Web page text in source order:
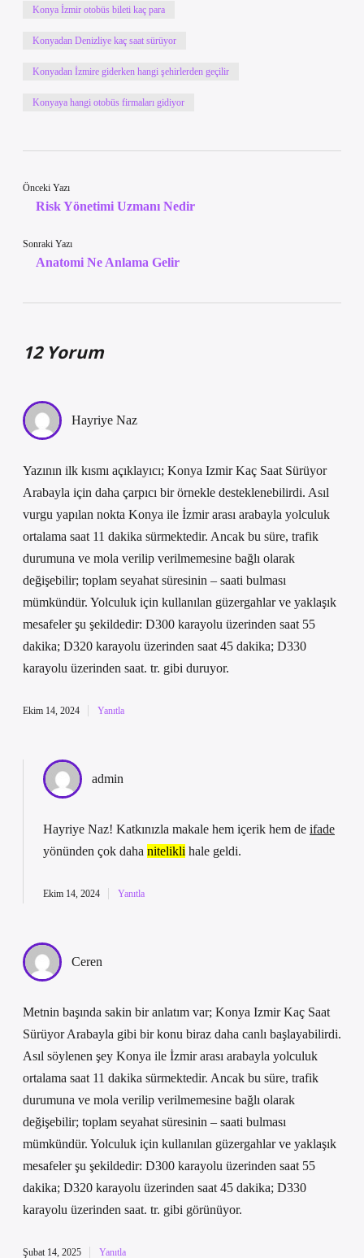
Konya İzmir otobüs bileti kaç para
Konyadan Denizliye kaç saat sürüyor
Konyadan İzmire giderken hangi şehirlerden geçilir
Konyaya hangi otobüs firmaları gidiyor
Önceki Yazı
Risk Yönetimi Uzmanı Nedir
Sonraki Yazı
Anatomi Ne Anlama Gelir
12 Yorum
Hayriye Naz
Yazının ilk kısmı açıklayıcı; Konya Izmir Kaç Saat Sürüyor
Arabayla için daha çarpıcı bir örnekle desteklenebilirdi. Asıl
vurgu yapılan nokta Konya ile İzmir arası arabayla yolculuk
ortalama saat 11 dakika sürmektedir. Ancak bu süre, trafik
durumuna ve mola verilip verilmemesine bağlı olarak
değişebilir; toplam seyahat süresinin – saati bulması
mümkündür. Yolculuk için kullanılan güzergahlar ve yaklaşık
mesafeler şu şekildedir: D300 karayolu üzerinden saat 55
dakika; D320 karayolu üzerinden saat 45 dakika; D330
karayolu üzerinden saat. tr. gibi duruyor.
Ekim 14, 2024 Yanıtla
admin
Hayriye Naz! Katkınızla makale hem içerik hem de ifade
yönünden çok daha nitelikli hale geldi.
Ekim 14, 2024 Yanıtla
Ceren
Metnin başında sakin bir anlatım var; Konya Izmir Kaç Saat
Sürüyor Arabayla gibi bir konu biraz daha canlı başlayabilirdi.
Asıl söylenen şey Konya ile İzmir arası arabayla yolculuk
ortalama saat 11 dakika sürmektedir. Ancak bu süre, trafik
durumuna ve mola verilip verilmemesine bağlı olarak
değişebilir; toplam seyahat süresinin – saati bulması
mümkündür. Yolculuk için kullanılan güzergahlar ve yaklaşık
mesafeler şu şekildedir: D300 karayolu üzerinden saat 55
dakika; D320 karayolu üzerinden saat 45 dakika; D330
karayolu üzerinden saat. tr. gibi görünüyor.
Şubat 14, 2025 Yanıtla